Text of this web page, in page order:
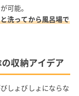
可能。
洗ってから風呂場で
収納アイデア
しょびしょにならな